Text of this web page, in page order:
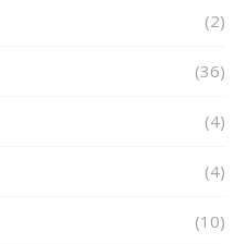
(2)
(36)
(4)
(4)
(10)